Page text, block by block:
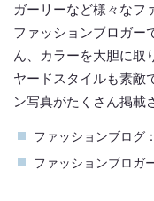
ガーリーなど様々なフ
ファッションブロガー
ん、カラーを大胆に取
ヤードスタイルも素敵
ン写真がたくさん掲載
ファッションブログ：
ファッションブロガ